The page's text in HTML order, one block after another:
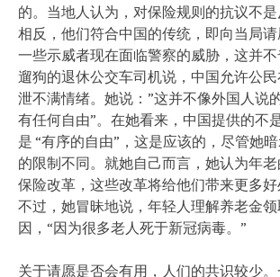
的。当地人认为，对保险规则的抗议不是
相反，他们符合中国的传统，即向当局请
一些示威者现在面临警察的威胁，这并
遛狗的退休公交车司机说，中国允许公
泄不满情绪。她说：”这并不像外国人说
有任何自由”。在她看来，中国提供的不
是 “有序的自由”，这是应该的，尽管她
的限制不同。就她自己而言，她认为年
保险改革，这些改革将给他们带来更多好
不过，她冒昧地说，年轻人理解养老金
因，“因为很多老人死于新冠病毒。”
关于请愿是否会有用，人们的共识较少